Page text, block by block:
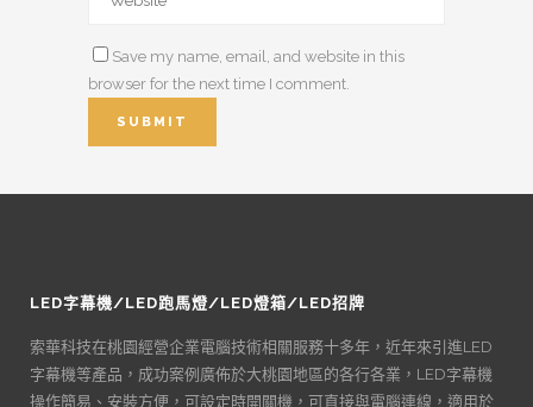
Save my name, email, and website in this
browser for the next time I comment.
LED字幕機/LED跑馬燈/LED燈箱/LED招牌
索華科技在桃園經營企業電腦技術相關服務十多年，近年來引進LED
字幕機等產品，成功案例廣佈於大桃園地區的各行各業，LED字幕機
操作簡易、安裝方便，可設定時開關機，可直接與電腦連線，適用於